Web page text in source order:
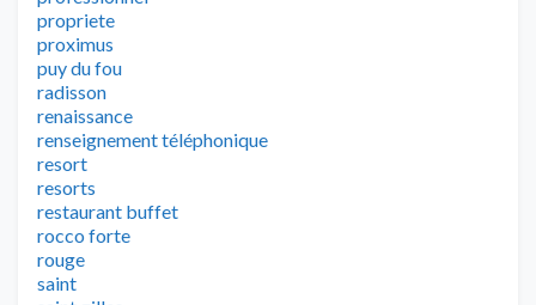
propriete
proximus
puy du fou
radisson
renaissance
renseignement téléphonique
resort
resorts
restaurant buffet
rocco forte
rouge
saint